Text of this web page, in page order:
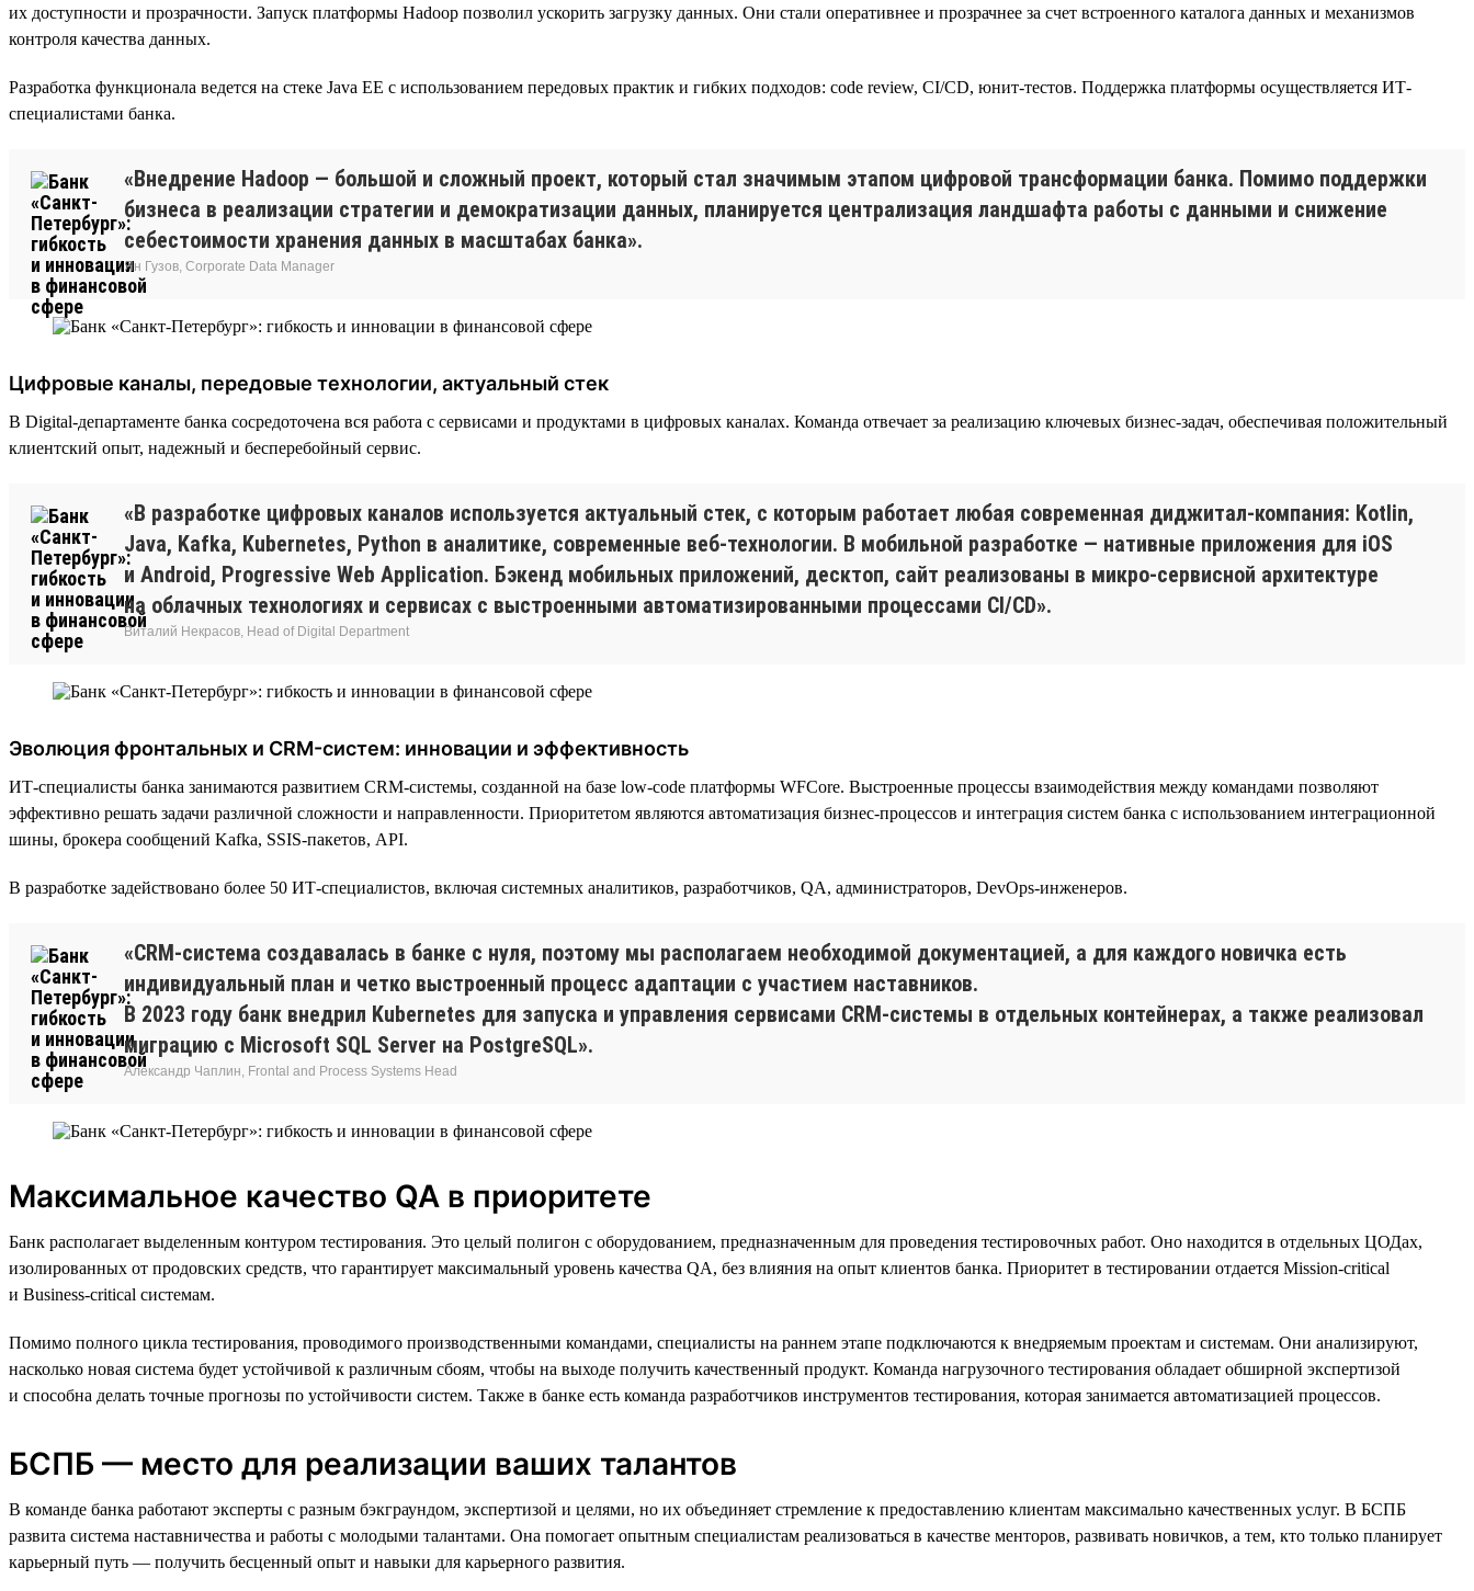
их доступности и прозрачности. Запуск платформы Hadoop позволил ускорить загрузку данных. Они стали оперативнее и прозрачнее за счет встроенного каталога данных и механизмов
контроля качества данных.
Разработка функционала ведется на стеке Java EE с использованием передовых практик и гибких подходов: code review, CI/CD, юнит-тестов. Поддержка платформы осуществляется ИТ-
специалистами банка.
«Внедрение Hadoop — большой и сложный проект, который стал значимым этапом цифровой трансформации банка. Помимо поддержки
бизнеса в реализации стратегии и демократизации данных, планируется централизация ландшафта работы с данными и снижение
себестоимости хранения данных в масштабах банка».
Ян Гузов, Corporate Data Manager
Цифровые каналы, передовые технологии, актуальный стек
В Digital-департаменте банка сосредоточена вся работа с сервисами и продуктами в цифровых каналах. Команда отвечает за реализацию ключевых бизнес-задач, обеспечивая положительный
клиентский опыт, надежный и бесперебойный сервис.
«В разработке цифровых каналов используется актуальный стек, с которым работает любая современная диджитал-компания: Kotlin,
Java, Kafka, Kubernetes, Python в аналитике, современные веб-технологии. В мобильной разработке — нативные приложения для iOS
и Android, Progressive Web Application. Бэкенд мобильных приложений, десктоп, сайт реализованы в микро-сервисной архитектуре
на облачных технологиях и сервисах с выстроенными автоматизированными процессами CI/CD».
Виталий Некрасов, Head of Digital Department
Эволюция фронтальных и CRM-систем: инновации и эффективность
ИТ-специалисты банка занимаются развитием CRM-системы, созданной на базе low-code платформы WFСore. Выстроенные процессы взаимодействия между командами позволяют
эффективно решать задачи различной сложности и направленности. Приоритетом являются автоматизация бизнес-процессов и интеграция систем банка с использованием интеграционной
шины, брокера сообщений Kafka, SSIS-пакетов, API.
В разработке задействовано более 50 ИТ-специалистов, включая системных аналитиков, разработчиков, QA, администраторов, DevOps-инженеров.
«CRM-система создавалась в банке с нуля, поэтому мы располагаем необходимой документацией, а для каждого новичка есть
индивидуальный план и четко выстроенный процесс адаптации с участием наставников.
В 2023 году банк внедрил Kubernetes для запуска и управления сервисами CRM-системы в отдельных контейнерах, а также реализовал
миграцию с Microsoft SQL Server на PostgreSQL».
Александр Чаплин, Frontal and Process Systems Head
Максимальное качество QA в приоритете
Банк располагает выделенным контуром тестирования. Это целый полигон с оборудованием, предназначенным для проведения тестировочных работ. Оно находится в отдельных ЦОДах,
изолированных от продовских средств, что гарантирует максимальный уровень качества QA, без влияния на опыт клиентов банка. Приоритет в тестировании отдается Mission-critical
и Business-critical системам.
Помимо полного цикла тестирования, проводимого производственными командами, специалисты на раннем этапе подключаются к внедряемым проектам и системам. Они анализируют,
насколько новая система будет устойчивой к различным сбоям, чтобы на выходе получить качественный продукт. Команда нагрузочного тестирования обладает обширной экспертизой
и способна делать точные прогнозы по устойчивости систем. Также в банке есть команда разработчиков инструментов тестирования, которая занимается автоматизацией процессов.
БСПБ — место для реализации ваших талантов
В команде банка работают эксперты с разным бэкграундом, экспертизой и целями, но их объединяет стремление к предоставлению клиентам максимально качественных услуг. В БСПБ
развита система наставничества и работы с молодыми талантами. Она помогает опытным специалистам реализоваться в качестве менторов, развивать новичков, а тем, кто только планирует
карьерный путь — получить бесценный опыт и навыки для карьерного развития.